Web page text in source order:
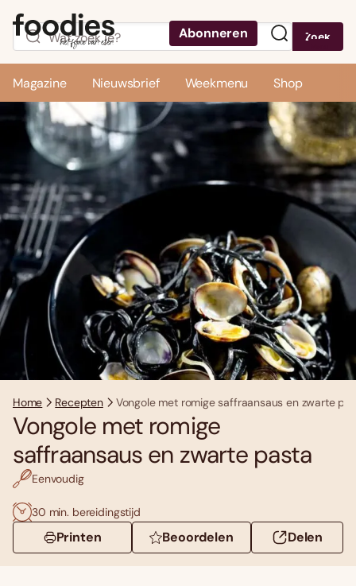
Abonneren Zoek
Magazine Nieuwsbrief Weekmenu Shop
Home Recepten Vongole met romige saffraansaus en zwarte
Vongole met romige
saffraansaus en zwarte pasta
Eenvoudig
30 min. bereidingstijd
Printen Beoordelen Delen